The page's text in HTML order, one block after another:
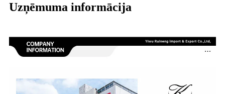
Uzņēmuma informācija